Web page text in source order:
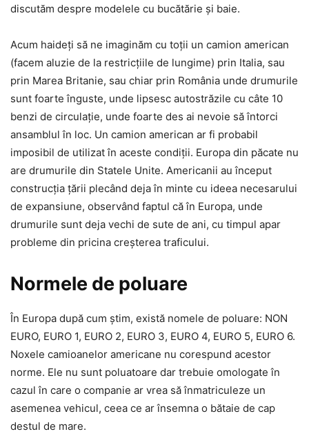
discutăm despre modelele cu bucătărie și baie.
Acum haideți să ne imaginăm cu toții un camion american
(facem aluzie de la restricțiile de lungime) prin Italia, sau
prin Marea Britanie, sau chiar prin România unde drumurile
sunt foarte înguste, unde lipsesc autostrăzile cu câte 10
benzi de circulație, unde foarte des ai nevoie să întorci
ansamblul în loc. Un camion american ar fi probabil
imposibil de utilizat în aceste condiții. Europa din păcate nu
are drumurile din Statele Unite. Americanii au început
construcția țării plecând deja în minte cu ideea necesarului
de expansiune, observând faptul că în Europa, unde
drumurile sunt deja vechi de sute de ani, cu timpul apar
probleme din pricina creșterea traficului.
Normele de poluare
În Europa după cum știm, există nomele de poluare: NON
EURO, EURO 1, EURO 2, EURO 3, EURO 4, EURO 5, EURO 6.
Noxele camioanelor americane nu corespund acestor
norme. Ele nu sunt poluatoare dar trebuie omologate în
cazul în care o companie ar vrea să înmatriculeze un
asemenea vehicul, ceea ce ar însemna o bătaie de cap
destul de mare.